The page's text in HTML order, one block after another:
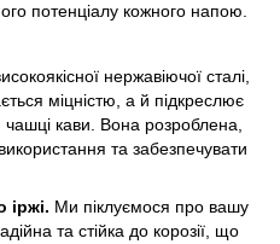
потенціалу кожного напою.
нержавіючої сталі,
міцністю, а й підкреслює
чашці кави. Вона розроблена,
та забезпечувати
іржі. Ми піклуємося про вашу
та стійка до корозії, що